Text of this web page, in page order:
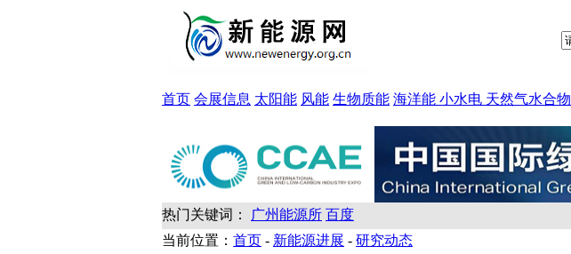
首页 会展信息 太阳能 风能 生物质能 海洋能 小水电 天然气水合物
热门关键词： 广州能源所 百度
当前位置： 首页 - 新能源进展 - 研究动态